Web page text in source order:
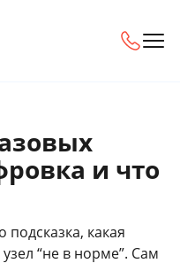
и что
подсказка, какая
“не в норме”. Сам